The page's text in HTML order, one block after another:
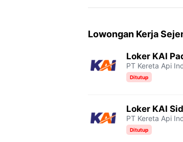
c
b
i
t
l
g
r
m
a
s
A
p
p
L
k
Lowongan Kerja
Loker KAI
PT Kereta Api
Ditutup
Loker KAI
PT Kereta Api
Ditutup